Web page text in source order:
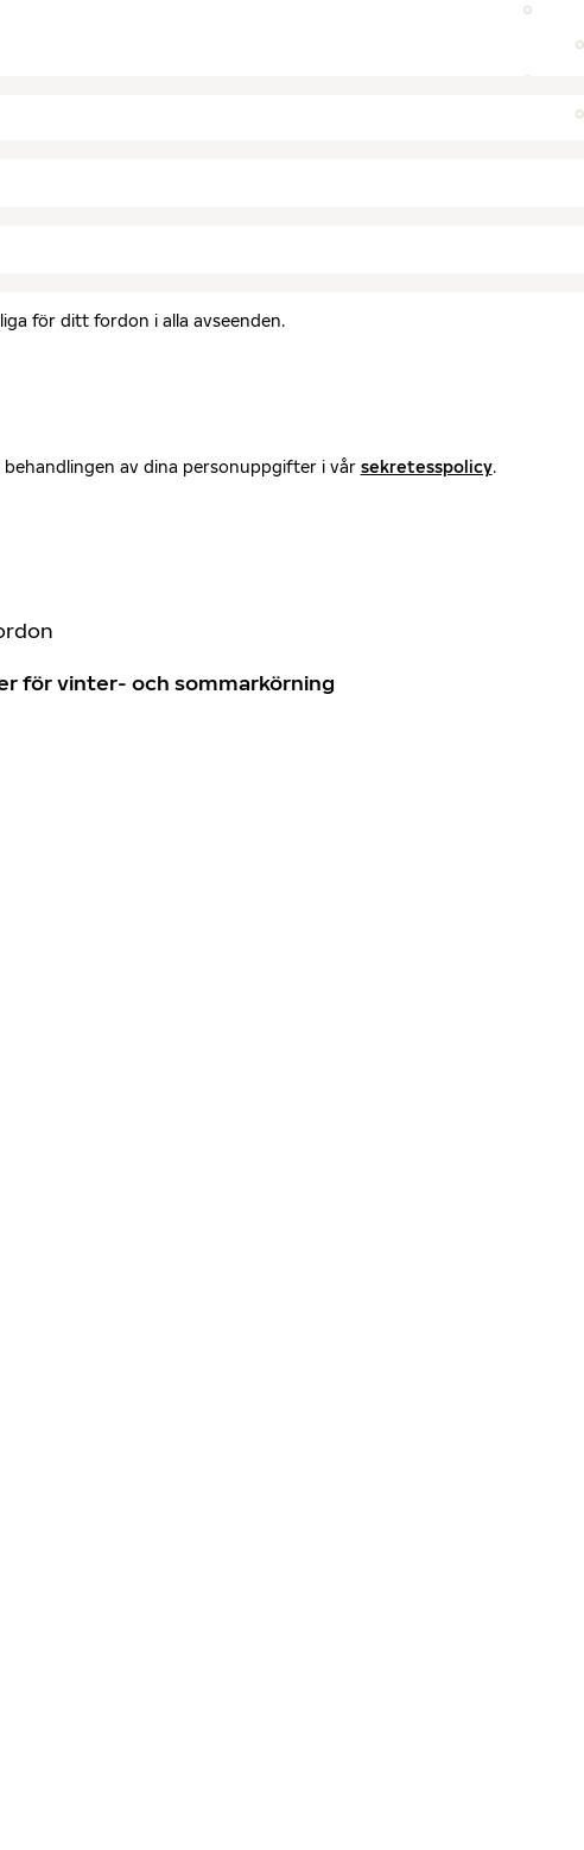
för ditt fordon i alla avseenden.
av dina personuppgifter i vår sekretesspolicy.
för vinter- och sommarkörning